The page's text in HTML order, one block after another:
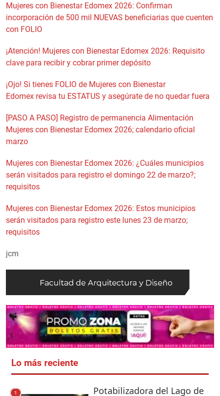
Mujeres con Bienestar Edomex 2026: Confirman
incorporación de 500 mil NUEVAS beneficiarias que cuenten
con FOLIO
¡Atención! Mujeres con Bienestar Edomex 2026: Requisito
clave para recibir y cobrar primer depósito
¡Ojo! Si tienes FOLIO de Mujeres con Bienestar
Edomex revisa tu ESTATUS y asegúrate de no quedar fuera
[PASO A PASO] Registro de permanencia Alimentación
Mujeres con Bienestar Edomex 2026; calendario oficial
marzo
Mujeres con Bienestar Edomex 2026: ¿Cuáles municipios
serán visitados para registro el domingo 22 de marzo?;
requisitos
Mujeres con Bienestar Edomex 2026: Estos municipios
serán visitados para registro este lunes 23 de marzo;
requisitos
jcm
Lo más reciente
1 Potabilizadora del Lago de